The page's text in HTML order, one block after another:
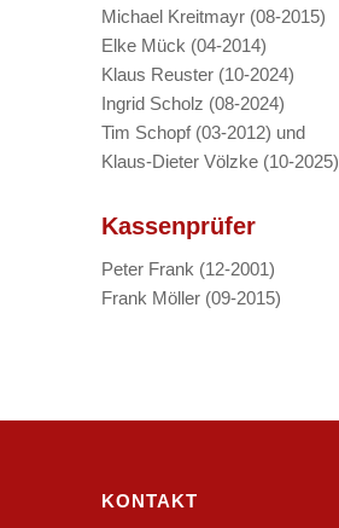
Michael Kreitmayr (08-2015)
Elke Mück (04-2014)
Klaus Reuster (10-2024)
Ingrid Scholz (08-2024)
Tim Schopf (03-2012) und
Klaus-Dieter Völzke (10-2025)
Kassenprüfer
Peter Frank (12-2001)
Frank Möller (09-2015)
KONTAKT